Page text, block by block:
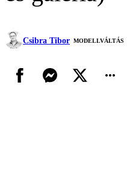
Csibra Tibor MODELLVÁLTÁS